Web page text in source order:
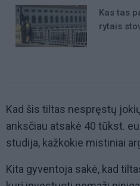
Kas tas
rytais
Kad šis tiltas nespręstų
anksčiau atsakė 40 tūkst.
studija, kažkokie mistiniai
Kita gyventoja sakė, kad